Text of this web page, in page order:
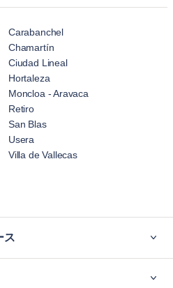
Carabanchel
Chamartín
Ciudad Lineal
Hortaleza
Moncloa - Aravaca
Retiro
San Blas
Usera
Villa de Vallecas
ス